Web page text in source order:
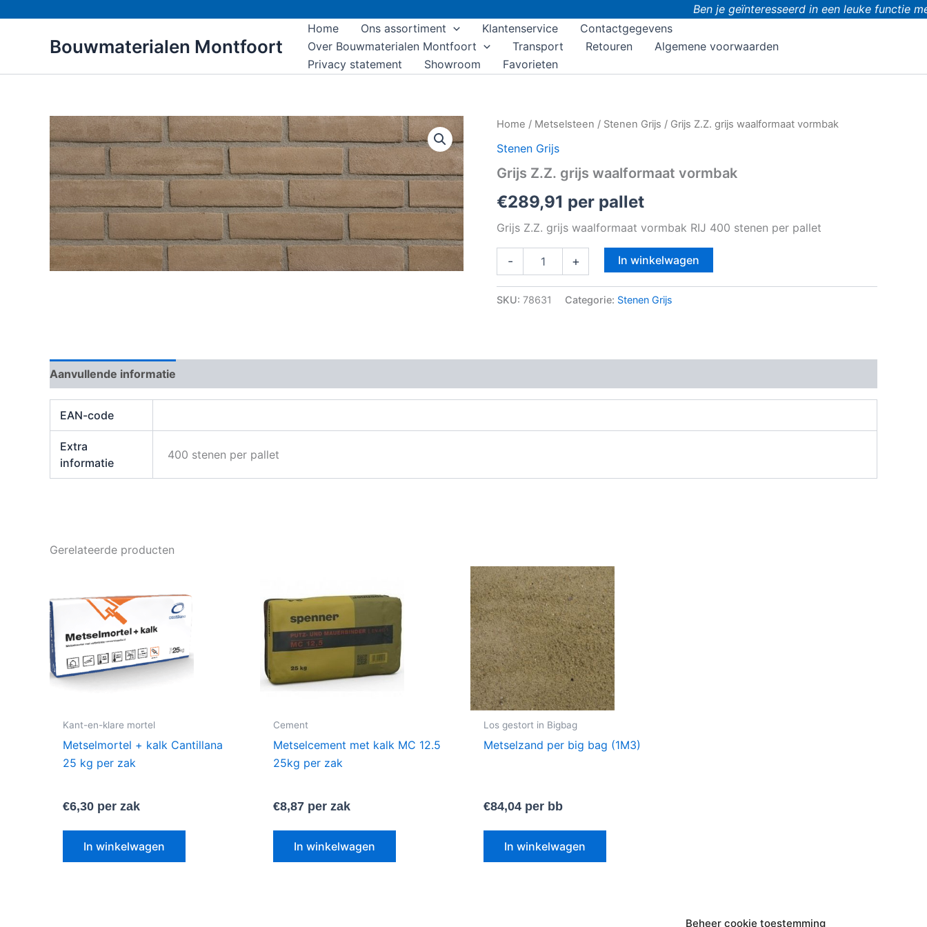
Beheer cookie toestemming
Ben je geïnteresseerd in een leuke functie
Bouwmaterialen Montfoort
Home Ons assortiment Klantenservice
Contactgegevens
Over Bouwmaterialen Montfoort
Transport Retouren
Algemene voorwaarden
Privacy statement
Showroom Favorieten
Home / Metselsteen / Stenen Grijs / Grijs Z.Z. grijs waalformaat vormbak
Stenen Grijs
Grijs Z.Z. grijs waalformaat vormbak
€289,91 per pallet
Grijs Z.Z. grijs waalformaat vormbak RIJ 400 stenen per pallet
-
Grijs
grijs
vormbak
+ In winkelwagen
SKU: 78631 Categorie: Stenen Grijs
Aanvullende informatie
EAN-code
Extra
informatie
400 stenen per pallet
Gerelateerde producten
Kant-en-klare mortel
Metselmortel + kalk Cantillana
25 kg per zak
€6,30 per zak
In winkelwagen
Cement
Metselcement met kalk MC 12.5
25kg per zak
€8,87 per zak
In winkelwagen
Los gestort in Bigbag
Metselzand per big bag (1M3)
€84,04 per bb
In winkelwagen